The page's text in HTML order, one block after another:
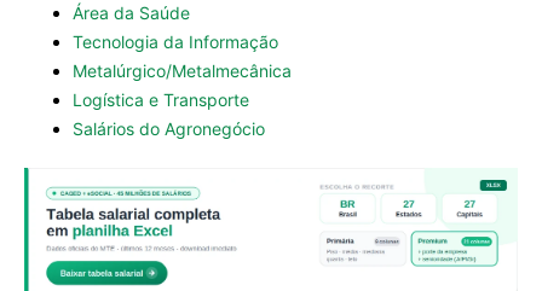
Área da Saúde
Tecnologia da Informação
Metalúrgico/Metalmecânica
Logística e Transporte
Salários do Agronegócio